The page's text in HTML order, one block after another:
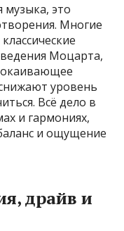
музыка, это
Многие
Моцарта,
уровень
Всё дело в
и гармониях,
и ощущение
драйв и